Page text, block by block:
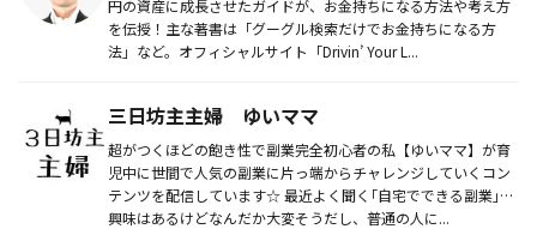
円の資産に成長させたガイドが、お金持ちになる方法や考え方
を伝授！主な著書は「グーグル検索だけでお金持ちになる方
法」など。オフィシャルサイト「Drivin’ Your L...
三日坊主主婦 ゆいママ
超がつくほどの飽き性で副業完全初心者の私【ゆいママ】が育
児中に世間で人気の副業に片っ端からチャレンジしていくコン
テンツを配信しています☆ 最近よく聞く｢自宅でできる副業｣…
興味はあるけどなんだか大変そうだし、普通の人に...